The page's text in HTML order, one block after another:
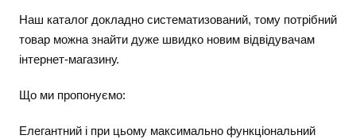
Наш каталог докладно систематизований, тому потрібний
товар можна знайти дуже швидко новим відвідувачам
інтернет-магазину.
Що ми пропонуємо:
Елегантний і при цьому максимально функціональний